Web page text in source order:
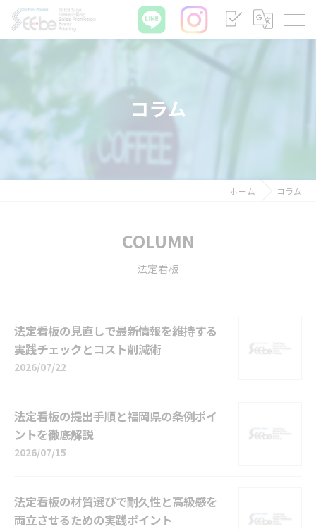
コラム
ホーム コラム
COLUMN
法定看板
法定看板の見直しで最新情報を維持する
実践チェックとコスト削減術
2026/07/22
法定看板の提出手順と福岡県の条例ポイ
ントを徹底解説
2026/07/15
法定看板の材質選びで耐久性と高級感を
両立させるための実践ポイント